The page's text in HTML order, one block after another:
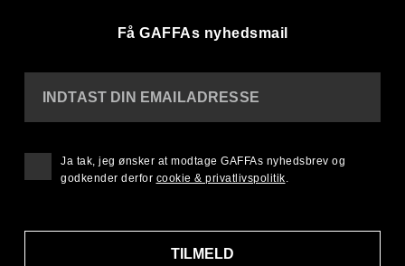
Få GAFFAs nyhedsmail
INDTAST DIN EMAILADRESSE
TILMELD
Ja tak, jeg ønsker at modtage GAFFAs nyhedsbrev og
godkender derfor cookie & privatlivspolitik